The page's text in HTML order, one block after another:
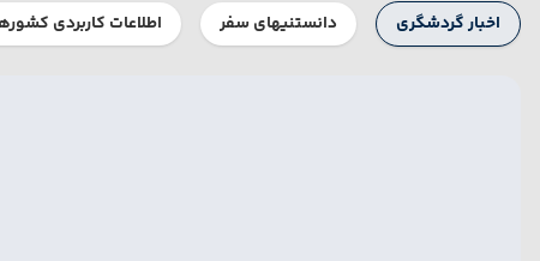
اخبار گردشگری دانستنیهای سفر اطلاعات کاربردی